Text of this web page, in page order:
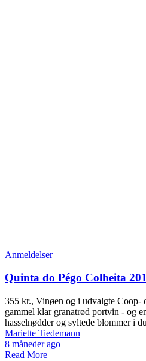
Anmeldelser
Quinta do Pégo Colheita
355 kr., Vinøen og i udvalgte Coop-
gammel klar granatrød portvin - og
hasselnødder og syltede blommer i
Mariette Tiedemann
8 måneder ago
Read More